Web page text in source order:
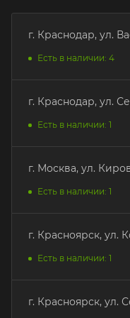
г. Краснодар, ул.
Есть в наличии: 4
г. Краснодар, ул.
Есть в наличии: 1
г. Москва, ул.
Есть в наличии: 1
г. Красноярск, ул.
Есть в наличии: 1
г. Красноярск, ул.